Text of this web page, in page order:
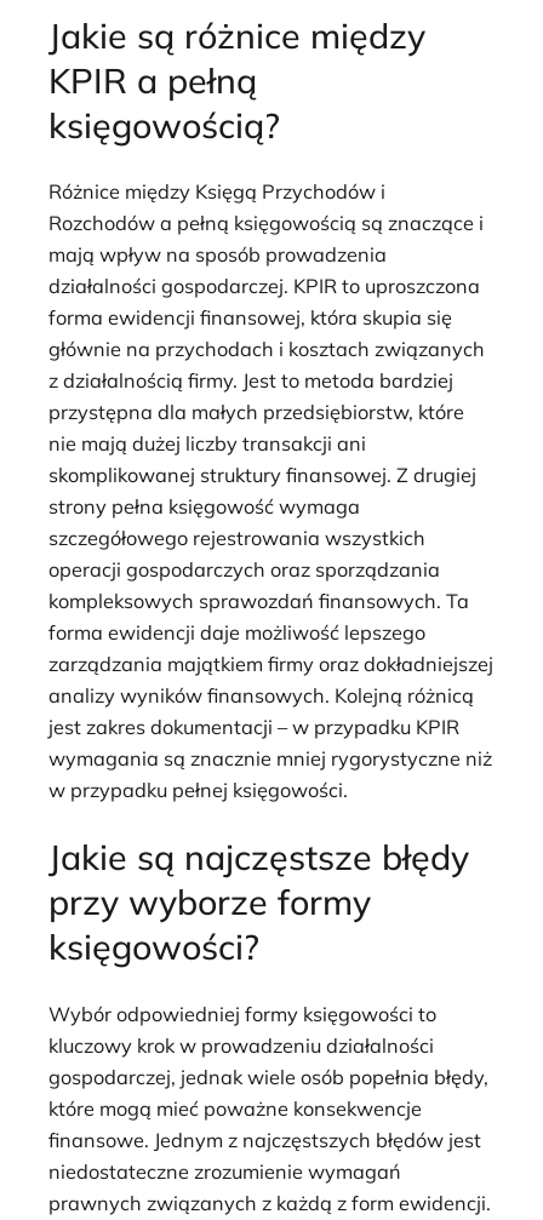
Jakie są różnice między
KPIR a pełną
księgowością?
Różnice między Księgą Przychodów i
Rozchodów a pełną księgowością są znaczące i
mają wpływ na sposób prowadzenia
działalności gospodarczej. KPIR to uproszczona
forma ewidencji finansowej, która skupia się
głównie na przychodach i kosztach związanych
z działalnością firmy. Jest to metoda bardziej
przystępna dla małych przedsiębiorstw, które
nie mają dużej liczby transakcji ani
skomplikowanej struktury finansowej. Z drugiej
strony pełna księgowość wymaga
szczegółowego rejestrowania wszystkich
operacji gospodarczych oraz sporządzania
kompleksowych sprawozdań finansowych. Ta
forma ewidencji daje możliwość lepszego
zarządzania majątkiem firmy oraz dokładniejszej
analizy wyników finansowych. Kolejną różnicą
jest zakres dokumentacji – w przypadku KPIR
wymagania są znacznie mniej rygorystyczne niż
w przypadku pełnej księgowości.
Jakie są najczęstsze błędy
przy wyborze formy
księgowości?
Wybór odpowiedniej formy księgowości to
kluczowy krok w prowadzeniu działalności
gospodarczej, jednak wiele osób popełnia błędy,
które mogą mieć poważne konsekwencje
finansowe. Jednym z najczęstszych błędów jest
niedostateczne zrozumienie wymagań
prawnych związanych z każdą z form ewidencji.